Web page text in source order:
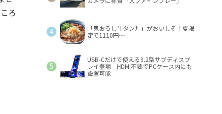
ろ
「鬼おろし牛タン丼」がおいしそ！夏限
定で1110円～
USB-Cだけで使える9.2型サブディスプ
レイ登場 HDMI不要でPCケース内にも
設置可能